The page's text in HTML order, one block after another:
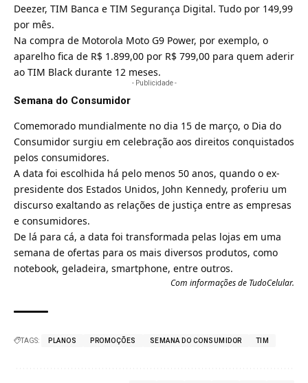
Deezer, TIM Banca e TIM Segurança Digital. Tudo por 149,99
por mês.
Na compra de Motorola Moto G9 Power, por exemplo, o
aparelho fica de R$ 1.899,00 por R$ 799,00 para quem aderir
ao TIM Black durante 12 meses.
- Publicidade -
Semana do Consumidor
Comemorado mundialmente no dia 15 de março, o Dia do
Consumidor surgiu em celebração aos direitos conquistados
pelos consumidores.
A data foi escolhida há pelo menos 50 anos, quando o ex-
presidente dos Estados Unidos, John Kennedy, proferiu um
discurso exaltando as relações de justiça entre as empresas
e consumidores.
De lá para cá, a data foi transformada pelas lojas em uma
semana de ofertas para os mais diversos produtos, como
notebook, geladeira, smartphone, entre outros.
Com informações de TudoCelular.
TAGS: PLANOS PROMOÇÕES SEMANA DO CONSUMIDOR TIM